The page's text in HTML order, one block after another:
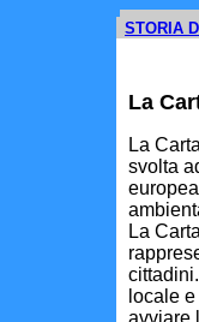
STORIA
La
La
svolta
La
locale
avviare